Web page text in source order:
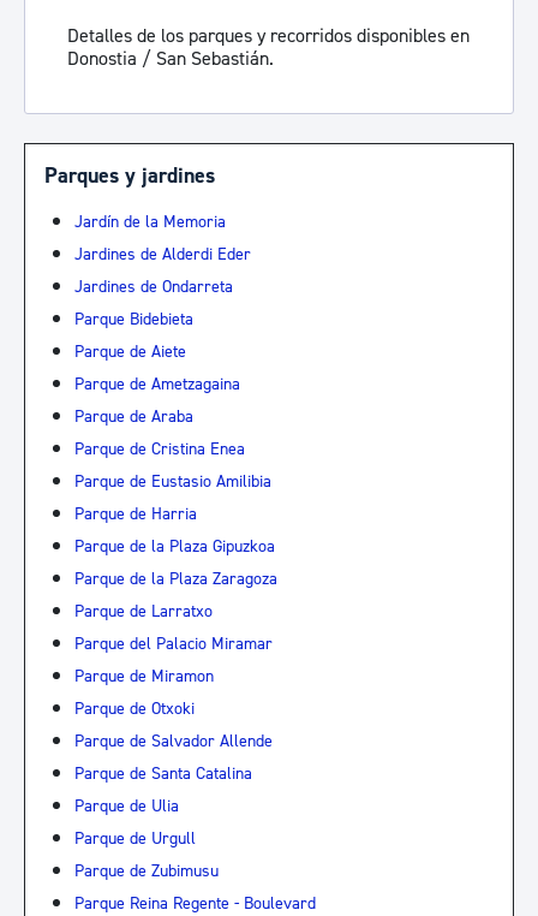
Detalles de los parques y recorridos disponibles en
Donostia / San Sebastián.
Parques y jardines
Jardín de la Memoria
Jardines de Alderdi Eder
Jardines de Ondarreta
Parque Bidebieta
Parque de Aiete
Parque de Ametzagaina
Parque de Araba
Parque de Cristina Enea
Parque de Eustasio Amilibia
Parque de Harria
Parque de la Plaza Gipuzkoa
Parque de la Plaza Zaragoza
Parque de Larratxo
Parque del Palacio Miramar
Parque de Miramon
Parque de Otxoki
Parque de Salvador Allende
Parque de Santa Catalina
Parque de Ulia
Parque de Urgull
Parque de Zubimusu
Parque Reina Regente - Boulevard